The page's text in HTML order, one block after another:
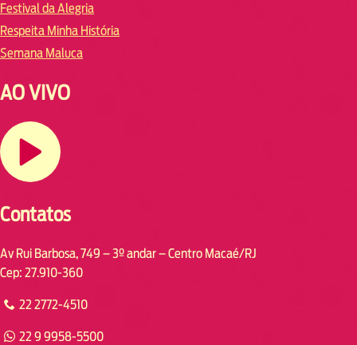
Festival da Alegria
Respeita Minha História
Semana Maluca
AO VIVO
Contatos
Av Rui Barbosa, 749 – 3º andar – Centro Macaé/RJ
Cep: 27.910-360
22 2772-4510
22 9 9958-5500